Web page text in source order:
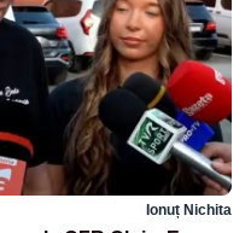
Ionuț Nichita